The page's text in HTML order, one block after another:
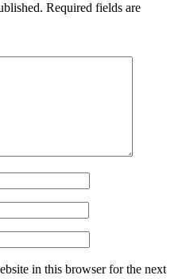
Required fields are
in this browser for the next